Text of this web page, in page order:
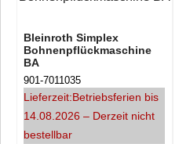
Bleinroth Simplex
Bohnenpflückmaschine
BA
901-7011035
Lieferzeit:Betriebsferien bis
14.08.2026 – Derzeit nicht
bestellbar